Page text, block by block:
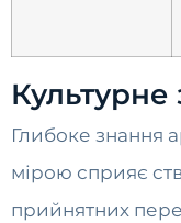
Глибоке знання
мірою сприяє
прийнятних